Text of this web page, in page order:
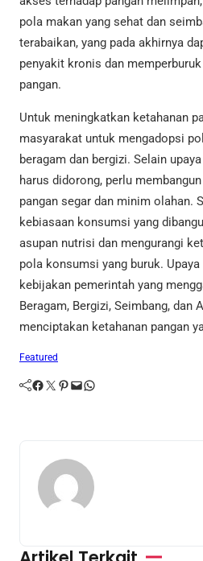
pola makan yang sehat dan
terabaikan, yang pada akhirnya
penyakit kronis dan
pangan.
Untuk meningkatkan ketahanan
masyarakat untuk mengadopsi
beragam dan bergizi. Selain
harus didorong, perlu
pangan segar dan minim olahan.
kebiasaan konsumsi yang
asupan nutrisi dan mengurangi
pola konsumsi yang buruk.
kebijakan pemerintah yang
Beragam, Bergizi, Seimbang, dan
menciptakan ketahanan pangan
Featured
Facebook Twitter Pinterest Mail WhatsApp